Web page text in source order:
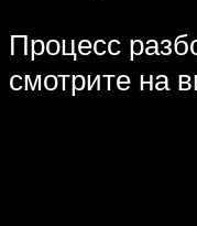
Процесс
смотрите на